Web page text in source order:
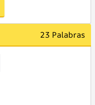
23 Palabras